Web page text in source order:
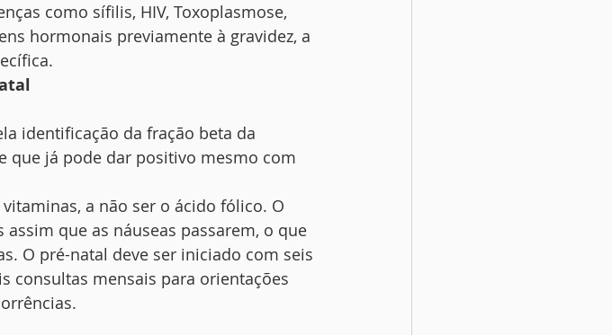
como sífilis, HIV, Toxoplasmose,
hormonais previamente à gravidez, a
identificação da fração beta da
que já pode dar positivo mesmo com
a não ser o ácido fólico. O
que as náuseas passarem, o que
O pré-natal deve ser iniciado com seis
consultas mensais para orientações